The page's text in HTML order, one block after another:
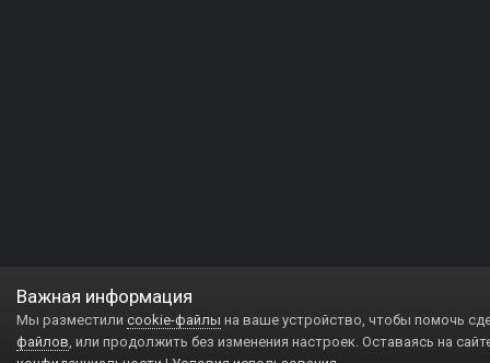
Важная информация
Мы разместили cookie-файлы на ваше устройство, чтобы помочь
файлов, или продолжить без изменения настроек. Оставаясь на